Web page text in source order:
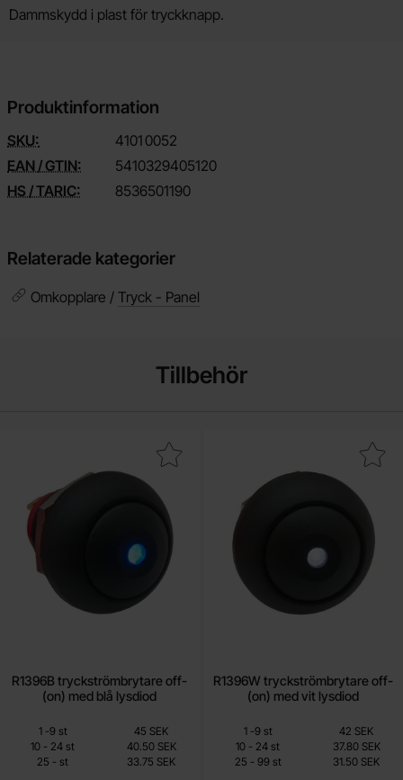
Produktbeskrivning
Dammskydd i plast för tryckknapp.
Produktinformation
SKU: 4101 0052
EAN / GTIN:
5410329405120
HS / TARIC:
8536501190
Relaterade kategorier
Omkopplare / Tryck - Panel
Tillbehör
R1396B tryckströmbrytare off-
(on) med blå lysdiod
33.75 SEK
Inklusive 25% moms
tryckströmbrytare off-(on) med blå lysdiod som favorit
Mängdrabatt
Pris /st
1 -till
9 st
45 SEK
10 - till
24 st
40.50 SEK
25 - till
st 33.75 SEK
R1396W tryckströmbrytare off-
(on) med vit lysdiod
25.20 SEK
Inklusive 25% moms
Makera r1396W tryckströmbrytare off-
Mängdrabatt
Pris /st
1 -till
9 st
42 SEK
10 - till
24 st
37.80 SEK
25 -till99 st 31.50 SEK